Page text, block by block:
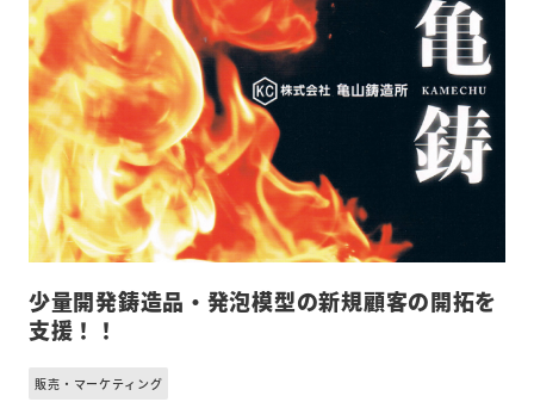
少量開発鋳造品・発泡模型の新規顧客の開拓を
支援！！
販売・マーケティング